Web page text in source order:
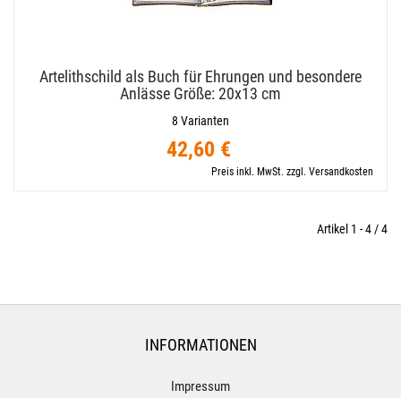
Artelithschild als Buch für Ehrungen und besondere
Anlässe Größe: 20x13 cm
8 Varianten
42,60 €
Preis inkl. MwSt. zzgl. Versandkosten
Artikel 1 - 4 / 4
INFORMATIONEN
Impressum